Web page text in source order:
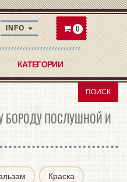
INFO
КАТЕГОРИИ
0
ПОИСК
БОРОДУ ПОСЛУШНОЙ И
Краска